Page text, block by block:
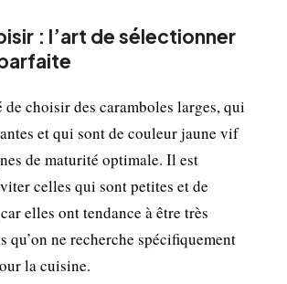
: l’art de sélectionner
choisir des caramboles larges, qui
et qui sont de couleur jaune vif
de maturité optimale. Il est
celles qui sont petites et de
elles ont tendance à être très
qu’on ne recherche spécifiquement
la cuisine.